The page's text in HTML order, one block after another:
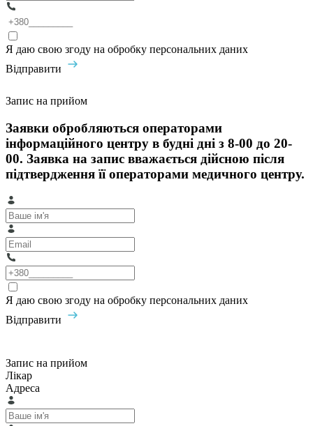
Я даю свою згоду на обробку персональних даних
Відправити
Запис на прийом
Заявки обробляються операторами
інформаційного центру в будні дні з 8-00 до 20-
00. Заявка на запис вважається дійсною після
підтвердження її операторами медичного центру.
Я даю свою згоду на обробку персональних даних
Відправити
Запис на прийом
Лікар
Адреса